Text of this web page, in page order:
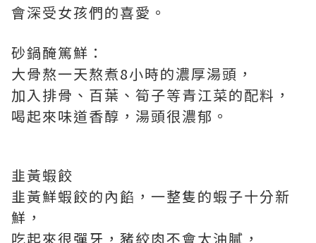
會深受女孩們的喜愛。
砂鍋醃篤鮮：
大骨熬一天熬煮8小時的濃厚湯頭，
加入排骨、百葉、筍子等青江菜的配料，
喝起來味道香醇，湯頭很濃郁。
韭黃蝦餃
韭黃鮮蝦餃的內餡，一整隻的蝦子十分新
鮮，
吃起來很彈牙，豬絞肉不會太油膩，